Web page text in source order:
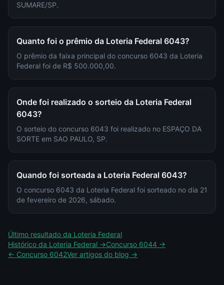
SUMARE/SP.
Quanto foi o prêmio da Loteria Federal 6043?
O prêmio da faixa principal do concurso 6043 da Loteria
Federal foi de R$ 500.000,00.
Onde foi realizado o sorteio da Loteria Federal
6043?
O sorteio do concurso 6043 foi realizado no ESPAÇO DA
SORTE em SAO PAULO, SP.
Quando foi sorteada a Loteria Federal 6043?
O concurso 6043 da Loteria Federal foi sorteado no dia 21
de fevereiro de 2026, sábado.
Último resultado da Loteria Federal
Histórico da Loteria Federal →Concurso 6044 →
← Concurso 6042Ver artigos do blog →